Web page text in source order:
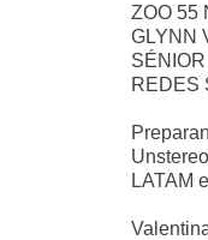
ZOO 55
GLYNN
REDES
LATAM